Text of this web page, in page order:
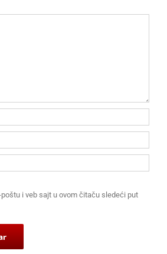
i veb sajt u ovom čitaču sledeći put